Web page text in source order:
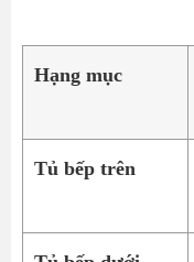
Hạng mục
Tủ bếp trên